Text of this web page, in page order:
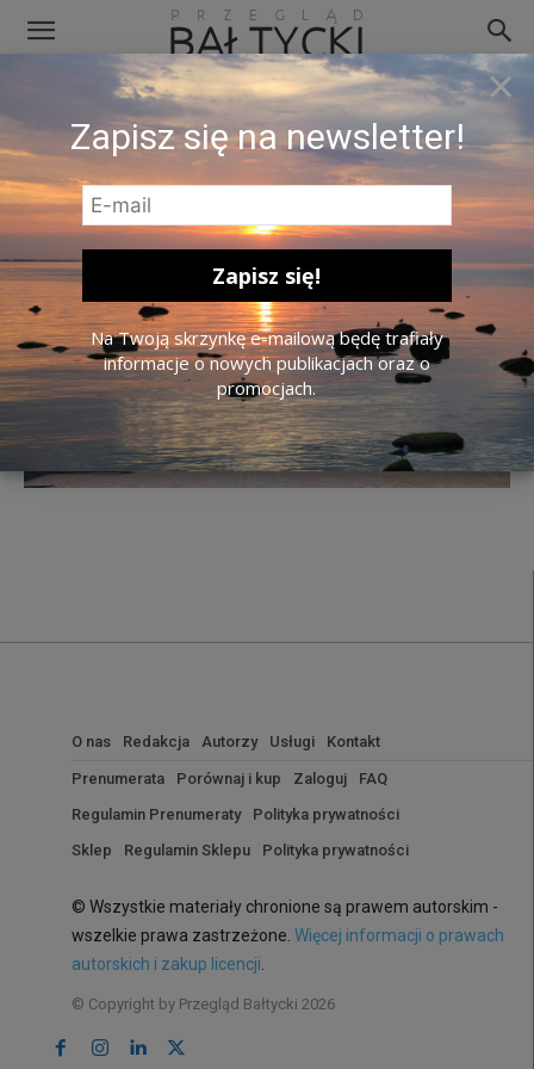
Ulica Wileńska w Szawlach.
Zdj. Diego Delso / Wikimedia
Commons / CC BY-SA 3.0.
O nas Redakcja Autorzy Usługi Kontakt
Prenumerata Porównaj i kup Zaloguj
FAQ
Regulamin Prenumeraty
Polityka prywatności
Sklep
Regulamin Sklepu Polityka prywatności
© Wszystkie materiały chronione są prawem autorskim -
wszelkie prawa zastrzeżone. Więcej informacji o prawach
autorskich i zakup licencji
© Copyright by Przegląd Bałtycki 2026
×
Zapisz się na newsletter!
Na Twoją skrzynkę e-mailową będę trafiały
informacje o nowych publikacjach oraz o
promocjach.